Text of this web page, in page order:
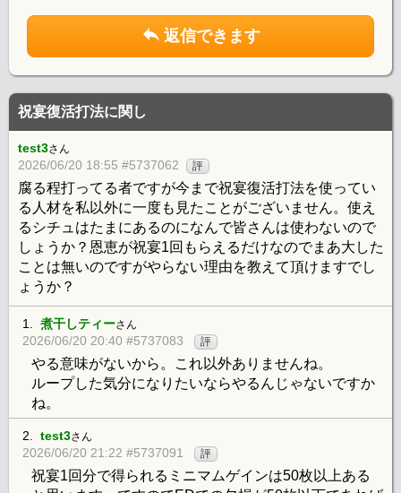
返信できます
祝宴復活打法に関し
test3さん
2026/06/20 18:55 #5737062 評
腐る程打ってる者ですが今まで祝宴復活打法を使ってい
る人材を私以外に一度も見たことがございません。使え
るシチュはたまにあるのになんで皆さんは使わないので
しょうか？恩恵が祝宴1回もらえるだけなのでまあ大した
ことは無いのですがやらない理由を教えて頂けますでし
ょうか？
1. 煮干しティーさん
2026/06/20 20:40 #5737083 評
やる意味がないから。これ以外ありませんね。
ループした気分になりたいならやるんじゃないですか
ね。
2. test3さん
2026/06/20 21:22 #5737091 評
祝宴1回分で得られるミニマムゲインは50枚以上ある